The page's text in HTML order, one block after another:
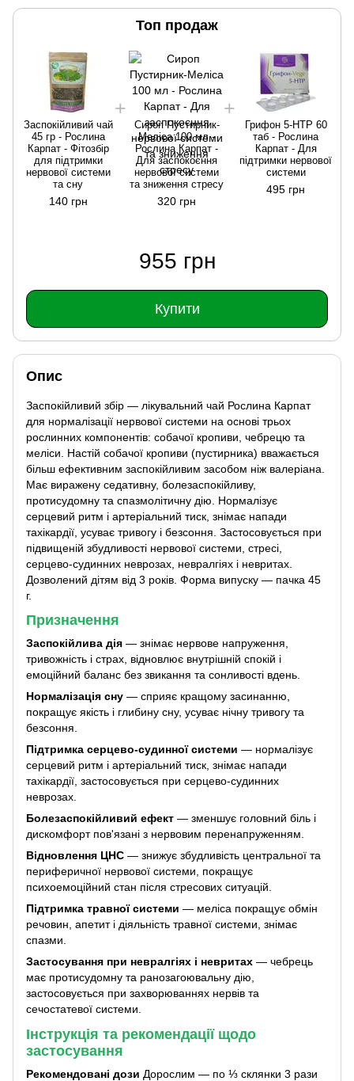
Топ продаж
Заспокійливий чай
45 гр - Рослина
Карпат - Фітозбір
для підтримки
нервової системи
та сну
140 грн
Сироп Пустирник-
Меліса 100 мл -
Рослина Карпат -
Для заспокоєння
нервової системи
та зниження стресу
320 грн
Грифон 5-HTP 60
таб - Рослина
Карпат - Для
підтримки нервової
системи
495 грн
955 грн
Купити
Опис
Заспокійливий збір — лікувальний чай Рослина Карпат
для нормалізації нервової системи на основі трьох
рослинних компонентів: собачої кропиви, чебрецю та
меліси. Настій собачої кропиви (пустирника) вважається
більш ефективним заспокійливим засобом ніж валеріана.
Має виражену седативну, болезаспокійливу,
протисудомну та спазмолітичну дію. Нормалізує
серцевий ритм і артеріальний тиск, знімає напади
тахікардії, усуває тривогу і безсоння. Застосовується при
підвищеній збудливості нервової системи, стресі,
серцево-судинних неврозах, невралгіях і невритах.
Дозволений дітям від 3 років. Форма випуску — пачка 45
г.
Призначення
Заспокійлива дія — знімає нервове напруження,
тривожність і страх, відновлює внутрішній спокій і
емоційний баланс без звикання та сонливості вдень.
Нормалізація сну — сприяє кращому засинанню,
покращує якість і глибину сну, усуває нічну тривогу та
безсоння.
Підтримка серцево-судинної системи — нормалізує
серцевий ритм і артеріальний тиск, знімає напади
тахікардії, застосовується при серцево-судинних
неврозах.
Болезаспокійливий ефект — зменшує головний біль і
дискомфорт пов'язані з нервовим перенапруженням.
Відновлення ЦНС — знижує збудливість центральної та
периферичної нервової системи, покращує
психоемоційний стан після стресових ситуацій.
Підтримка травної системи — меліса покращує обмін
речовин, апетит і діяльність травної системи, знімає
спазми.
Застосування при невралгіях і невритах — чебрець
має протисудомну та ранозагоювальну дію,
застосовується при захворюваннях нервів та
сечостатевої системи.
Інструкція та рекомендації щодо
застосування
Рекомендовані дози Дорослим — по ⅓ склянки 3 рази